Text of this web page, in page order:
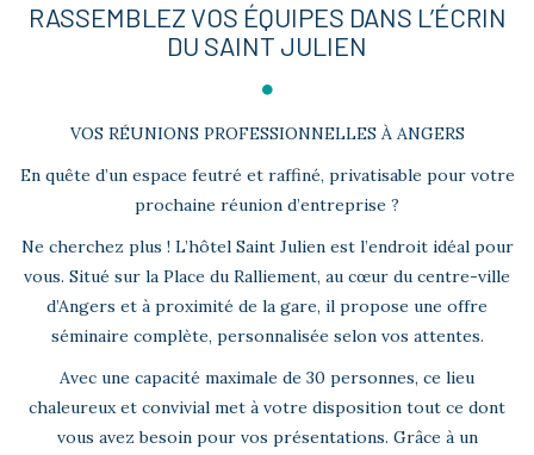
RASSEMBLEZ VOS ÉQUIPES DANS L’ÉCRIN
DU SAINT JULIEN
VOS RÉUNIONS PROFESSIONNELLES À ANGERS
En quête d’un espace feutré et raffiné, privatisable pour votre
prochaine réunion d’entreprise ?
Ne cherchez plus ! L’hôtel Saint Julien est l’endroit idéal pour
vous. Situé sur la Place du Ralliement, au cœur du centre-ville
d’Angers et à proximité de la gare, il propose une offre
séminaire complète, personnalisée selon vos attentes.
Avec une capacité maximale de 30 personnes, ce lieu
chaleureux et convivial met à votre disposition tout ce dont
vous avez besoin pour vos présentations. Grâce à un